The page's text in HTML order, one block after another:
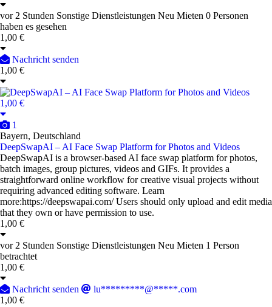
vor 2 Stunden Sonstige Dienstleistungen Neu Mieten 0 Personen
haben es gesehen
1,00 €
Nachricht senden
1,00 €
1,00 €
1
Bayern, Deutschland
DeepSwapAI – AI Face Swap Platform for Photos and Videos
DeepSwapAI is a browser-based AI face swap platform for photos,
batch images, group pictures, videos and GIFs. It provides a
straightforward online workflow for creative visual projects without
requiring advanced editing software. Learn
more:https://deepswapai.com/ Users should only upload and edit media
that they own or have permission to use.
1,00 €
vor 2 Stunden Sonstige Dienstleistungen Neu Mieten 1 Person
betrachtet
1,00 €
Nachricht senden
lu*********@*****.com
1,00 €